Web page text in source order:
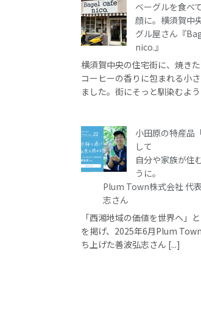
ベーグルを食べ
顔に。横須賀中
グル屋さん『
nico.』
横須賀中央の住宅街に、焼き
コーヒーの香りに包まれる小
ました。街にそっと馴染むよ
小田原の特産品
して
自分や家族が住
うに。
Plum Town株式会社 代
志さん
「西湘地域の価値を世界へ」
を掲げ、2025年6月Plum
ち上げた善波弘志さん [...]